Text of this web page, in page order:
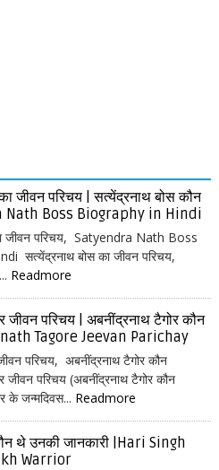
जीवन परिचय | सत्येंद्रनाथ बोस कौन
Nath Boss Biography in Hindi
जीवन परिचय, Satyendra Nath Boss
सत्येंद्रनाथ बोस का जीवन परिचय,
Readmore
जीवन परिचय | अबनींद्रनाथ टैगोर कौन
Tagore Jeevan Parichay
परिचय, अबनींद्रनाथ टैगोर कौन
जीवन परिचय (अबनींद्रनाथ टैगोर कौन
के जन्मदिवस... Readmore
थे उनकी जानकारी |Hari Singh
Warrior